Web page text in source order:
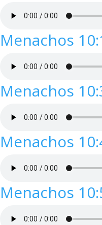
Menachos
Menachos
Menachos
Menachos